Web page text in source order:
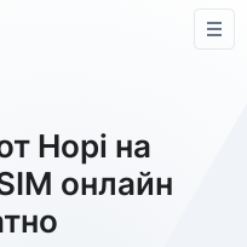
Hopi на
онлайн